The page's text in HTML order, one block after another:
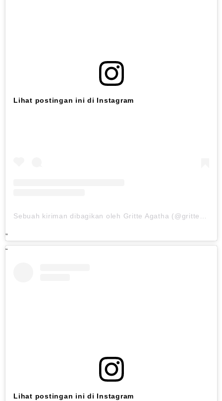
Lihat postingan ini di Instagram
Sebuah kiriman dibagikan oleh Gritte Agatha (@gritteagathaa)
Lihat postingan ini di Instagram